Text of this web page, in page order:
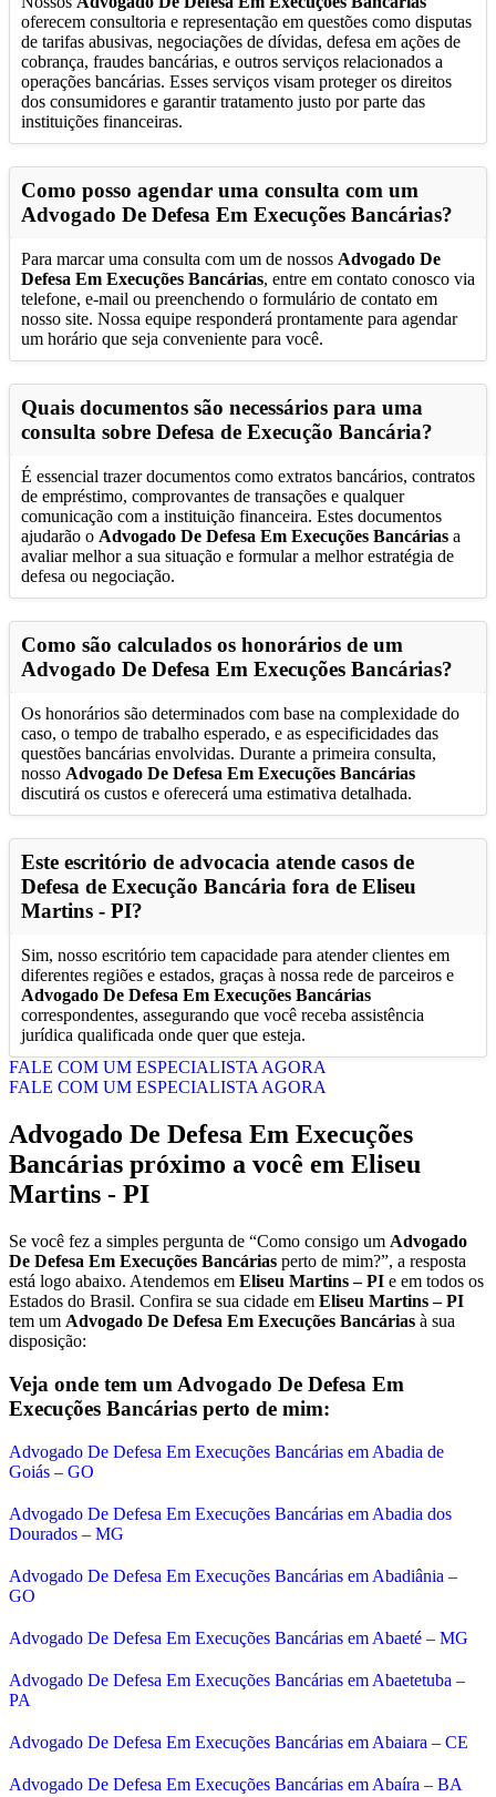
oferecem consultoria e representação em questões como disputas
de tarifas abusivas, negociações de dívidas, defesa em ações de
cobrança, fraudes bancárias, e outros serviços relacionados a
operações bancárias. Esses serviços visam proteger os direitos
dos consumidores e garantir tratamento justo por parte das
instituições financeiras.
Como posso agendar uma consulta com um
Advogado De Defesa Em Execuções Bancárias?
Para marcar uma consulta com um de nossos Advogado De
Defesa Em Execuções Bancárias, entre em contato conosco via
telefone, e-mail ou preenchendo o formulário de contato em
nosso site. Nossa equipe responderá prontamente para agendar
um horário que seja conveniente para você.
Quais documentos são necessários para uma
consulta sobre Defesa de Execução Bancária?
É essencial trazer documentos como extratos bancários, contratos
de empréstimo, comprovantes de transações e qualquer
comunicação com a instituição financeira. Estes documentos
ajudarão o Advogado De Defesa Em Execuções Bancárias a
avaliar melhor a sua situação e formular a melhor estratégia de
defesa ou negociação.
Como são calculados os honorários de um
Advogado De Defesa Em Execuções Bancárias?
Os honorários são determinados com base na complexidade do
caso, o tempo de trabalho esperado, e as especificidades das
questões bancárias envolvidas. Durante a primeira consulta,
nosso Advogado De Defesa Em Execuções Bancárias
discutirá os custos e oferecerá uma estimativa detalhada.
Este escritório de advocacia atende casos de
Defesa de Execução Bancária fora de Eliseu
Martins - PI?
Sim, nosso escritório tem capacidade para atender clientes em
diferentes regiões e estados, graças à nossa rede de parceiros e
Advogado De Defesa Em Execuções Bancárias
correspondentes, assegurando que você receba assistência
jurídica qualificada onde quer que esteja.
FALE COM UM ESPECIALISTA AGORA
FALE COM UM ESPECIALISTA AGORA
Advogado De Defesa Em Execuções
Bancárias próximo a você em Eliseu
Martins - PI
Se você fez a simples pergunta de “Como consigo um Advogado
De Defesa Em Execuções Bancárias perto de mim?”, a resposta
está logo abaixo. Atendemos em Eliseu Martins – PI e em todos os
Estados do Brasil. Confira se sua cidade em Eliseu Martins – PI
tem um Advogado De Defesa Em Execuções Bancárias à sua
disposição:
Veja onde tem um Advogado De Defesa Em
Execuções Bancárias perto de mim:
Advogado De Defesa Em Execuções Bancárias em Abadia de
Goiás – GO
Advogado De Defesa Em Execuções Bancárias em Abadia dos
Dourados – MG
Advogado De Defesa Em Execuções Bancárias em Abadiânia –
GO
Advogado De Defesa Em Execuções Bancárias em Abaeté – MG
Advogado De Defesa Em Execuções Bancárias em Abaetetuba –
PA
Advogado De Defesa Em Execuções Bancárias em Abaiara – CE
Advogado De Defesa Em Execuções Bancárias em Abaíra – BA